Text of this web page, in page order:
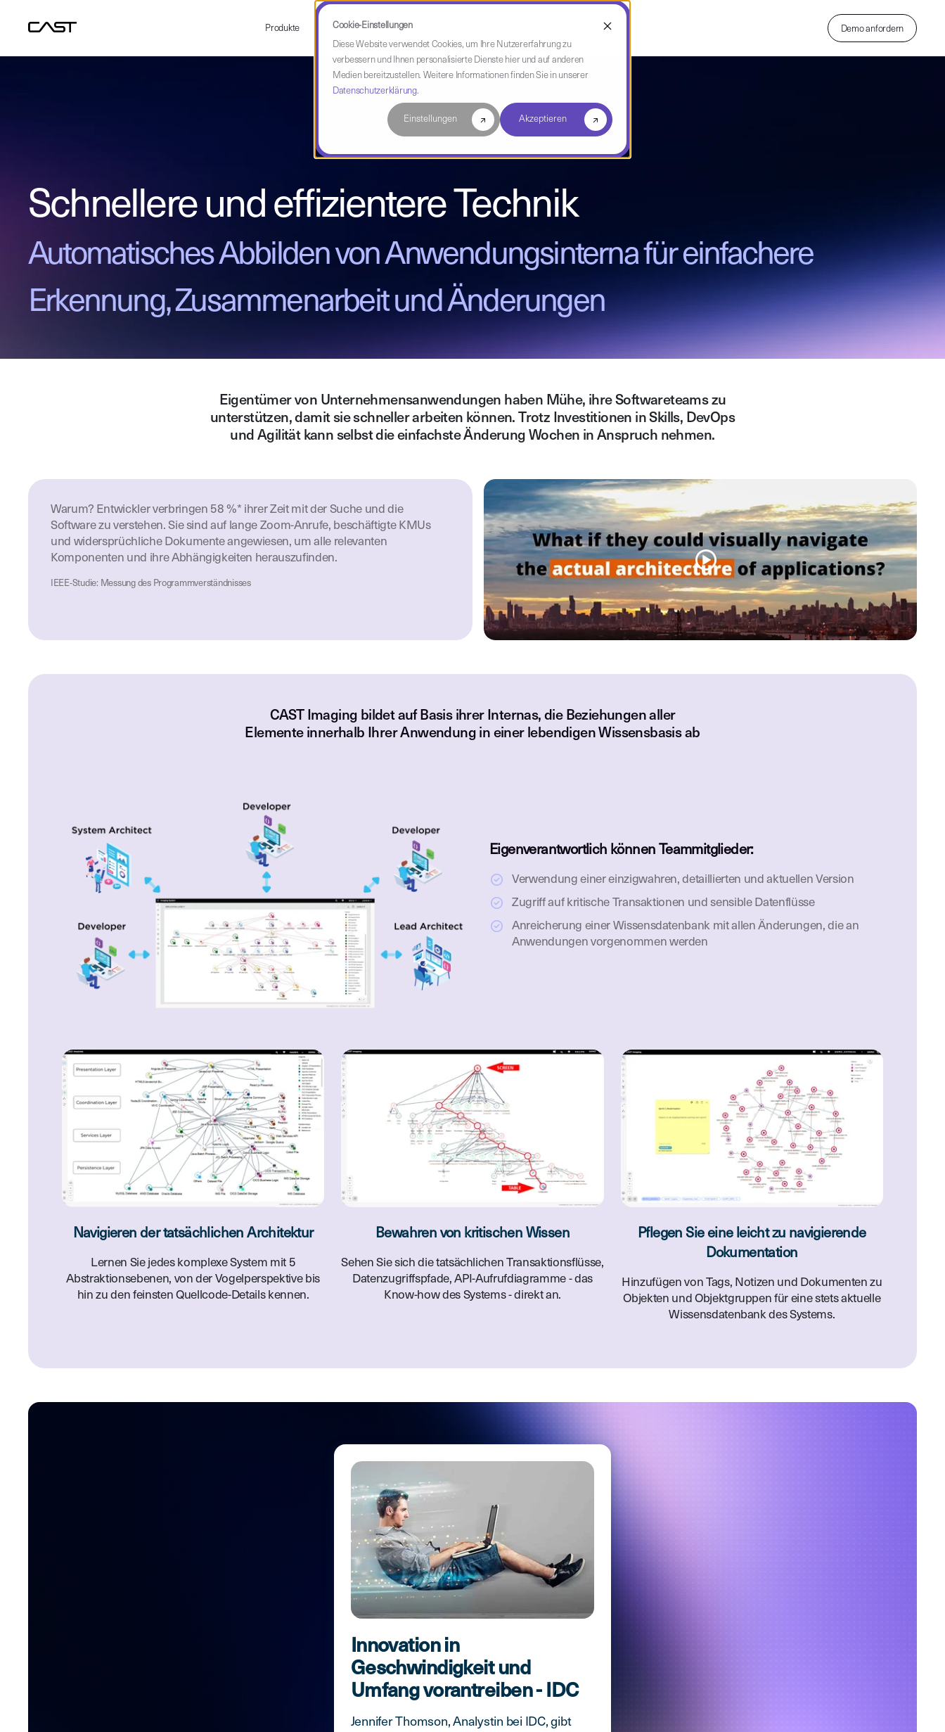
Cookie-Einstellungen
Diese Website verwendet Cookies, um Ihre Nutzererfahrung zu
verbessern und Ihnen personalisierte Dienste hier und auf anderen
Medien bereitzustellen. Weitere Informationen finden Sie in unserer
Datenschutzerklärung.
Einstellungen Akzeptieren
Produkte Use Case Referenzen Unternehmen Demo anfordern
Schnellere und effizientere Technik
Automatisches Abbilden von Anwendungsinterna für einfachere
Erkennung, Zusammenarbeit und Änderungen
Eigentümer von Unternehmensanwendungen haben Mühe, ihre Softwareteams zu
unterstützen, damit sie schneller arbeiten können. Trotz Investitionen in Skills, DevOps
und Agilität kann selbst die einfachste Änderung Wochen in Anspruch nehmen.
Warum? Entwickler verbringen 58 %* ihrer Zeit mit der Suche und die
Software zu verstehen. Sie sind auf lange Zoom-Anrufe, beschäftigte KMUs
und widersprüchliche Dokumente angewiesen, um alle relevanten
Komponenten und ihre Abhängigkeiten herauszufinden.
IEEE-Studie: Messung des Programmverständnisses
CAST Imaging bildet auf Basis ihrer Internas, die Beziehungen aller
Elemente innerhalb Ihrer Anwendung in einer lebendigen Wissensbasis ab
Eigenverantwortlich können Teammitglieder:
Verwendung einer einzigwahren, detaillierten und aktuellen Version
Zugriff auf kritische Transaktionen und sensible Datenflüsse
Anreicherung einer Wissensdatenbank mit allen Änderungen, die an
Anwendungen vorgenommen werden
Navigieren der tatsächlichen Architektur
Lernen Sie jedes komplexe System mit 5
Abstraktionsebenen, von der Vogelperspektive bis
hin zu den feinsten Quellcode-Details kennen.
Bewahren von kritischen Wissen
Sehen Sie sich die tatsächlichen Transaktionsflüsse,
Datenzugriffspfade, API-Aufrufdiagramme - das
Know-how des Systems - direkt an.
Pflegen Sie eine leicht zu navigierende
Dokumentation
Hinzufügen von Tags, Notizen und Dokumenten zu
Objekten und Objektgruppen für eine stets aktuelle
Wissensdatenbank des Systems.
Innovation in
Geschwindigkeit und
Umfang vorantreiben - IDC
Jennifer Thomson, Analystin bei IDC, gibt